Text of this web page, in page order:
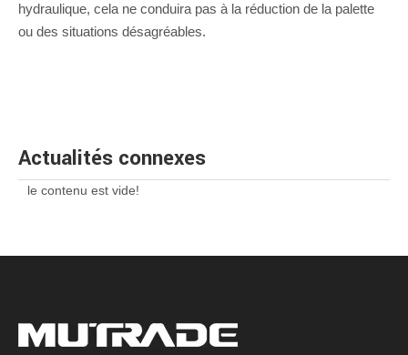
hydraulique, cela ne conduira pas à la réduction de la palette
ou des situations désagréables.
Actualités connexes
le contenu est vide!